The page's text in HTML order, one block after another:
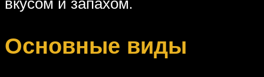
Основные виды